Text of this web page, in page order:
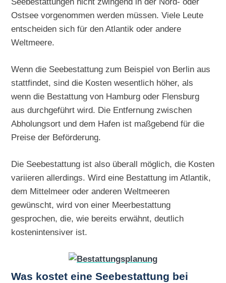
Ostsee vorgenommen werden müssen. Viele Leute
entscheiden sich für den Atlantik oder andere
Weltmeere.
Wenn die Seebestattung zum Beispiel von Berlin aus
stattfindet, sind die Kosten wesentlich höher, als
wenn die Bestattung von Hamburg oder Flensburg
aus durchgeführt wird. Die Entfernung zwischen
Abholungsort und dem Hafen ist maßgebend für die
Preise der Beförderung.
Die Seebestattung ist also überall möglich, die Kosten
variieren allerdings. Wird eine Bestattung im Atlantik,
dem Mittelmeer oder anderen Weltmeeren
gewünscht, wird von einer Meerbestattung
gesprochen, die, wie bereits erwähnt, deutlich
kostenintensiver ist.
Was kostet eine Seebestattung bei